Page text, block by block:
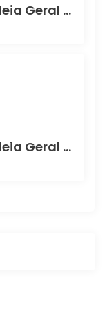
Convocação para Assembleia Geral Extraordinária
Convocação para Assembleia Geral Extraordinária